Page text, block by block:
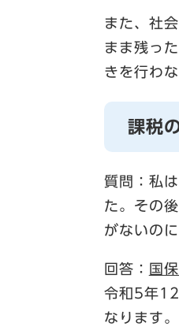
また、社
まま残っ
きを行わ
課税
質問：私
た。その
がないの
回答： 国
令和5年12
なります。